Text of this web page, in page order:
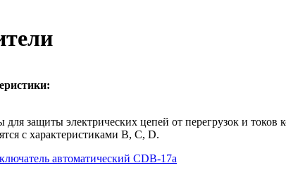
защиты электрических цепей от перегрузок и токов
с характеристиками В, С, D.
автоматический CDB-17a